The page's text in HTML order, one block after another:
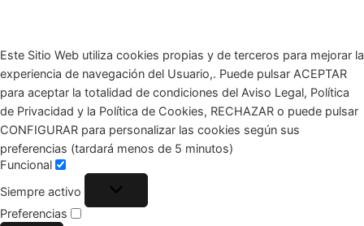
Este Sitio Web utiliza cookies propias y de terceros para mejorar la
experiencia de navegación del Usuario,. Puede pulsar ACEPTAR
para aceptar la totalidad de condiciones del Aviso Legal, Política
de Privacidad y la Política de Cookies, RECHAZAR o puede pulsar
CONFIGURAR para personalizar las cookies según sus
preferencias (tardará menos de 5 minutos)
Funcional
Siempre activo
Preferencias